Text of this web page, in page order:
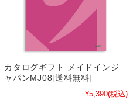
カタログギフト メイドインジ
ャパンMJ08[送料無料]
¥5,390(税込)